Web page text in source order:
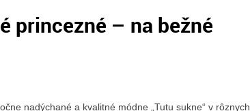
princezné – na bežné
nadýchané a kvalitné módne „Tutu sukne“ v rôznych